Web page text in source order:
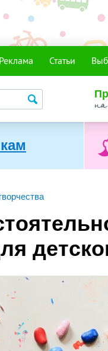
Реклама Статьи